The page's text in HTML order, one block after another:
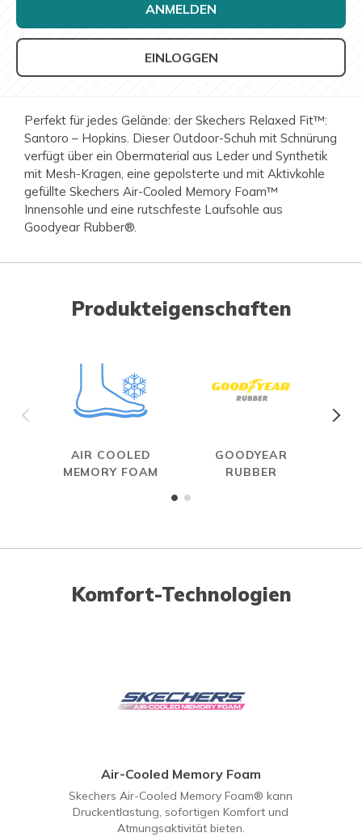
ANMELDEN
EINLOGGEN
Perfekt für jedes Gelände: der Skechers Relaxed Fit™:
Santoro – Hopkins. Dieser Outdoor-Schuh mit Schnürung
verfügt über ein Obermaterial aus Leder und Synthetik
mit Mesh-Kragen, eine gepolsterte und mit Aktivkohle
gefüllte Skechers Air-Cooled Memory Foam™
Innensohle und eine rutschfeste Laufsohle aus
Goodyear Rubber®.
Produkteigenschaften
AIR COOLED
MEMORY FOAM
GOODYEAR
RUBBER
Komfort-Technologien
Air-Cooled Memory Foam
Skechers Air-Cooled Memory Foam® kann
Druckentlastung, sofortigen Komfort und
Atmungsaktivität bieten.